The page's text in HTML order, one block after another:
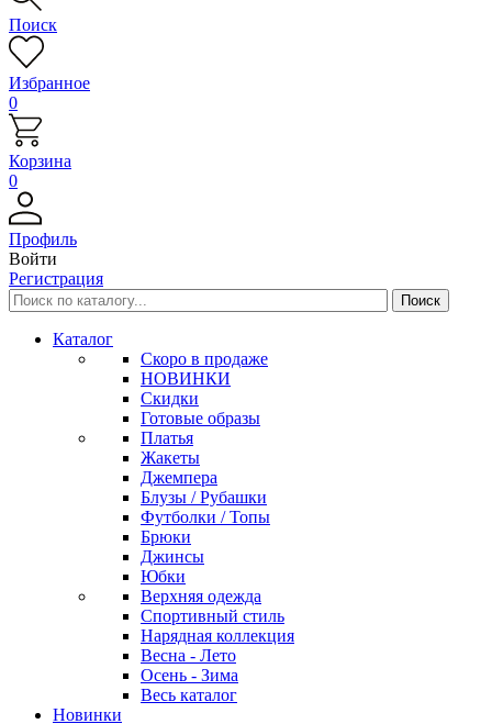
Поиск
Избранное
0
Корзина
0
Профиль
Войти
Регистрация
Каталог
Скоро в продаже
НОВИНКИ
Скидки
Готовые образы
Платья
Жакеты
Джемпера
Блузы / Рубашки
Футболки / Топы
Брюки
Джинсы
Юбки
Верхняя одежда
Спортивный стиль
Нарядная коллекция
Весна - Лето
Осень - Зима
Весь каталог
Новинки